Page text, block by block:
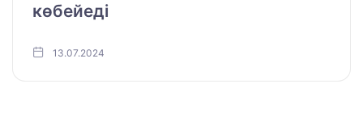
көбейеді
13.07.2024